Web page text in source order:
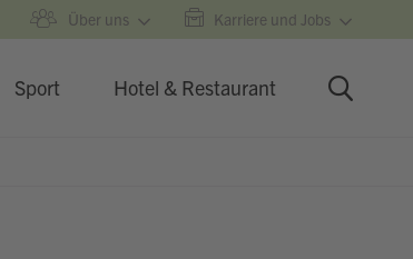
Über uns Karriere und Jobs
Sport Hotel & Restaurant